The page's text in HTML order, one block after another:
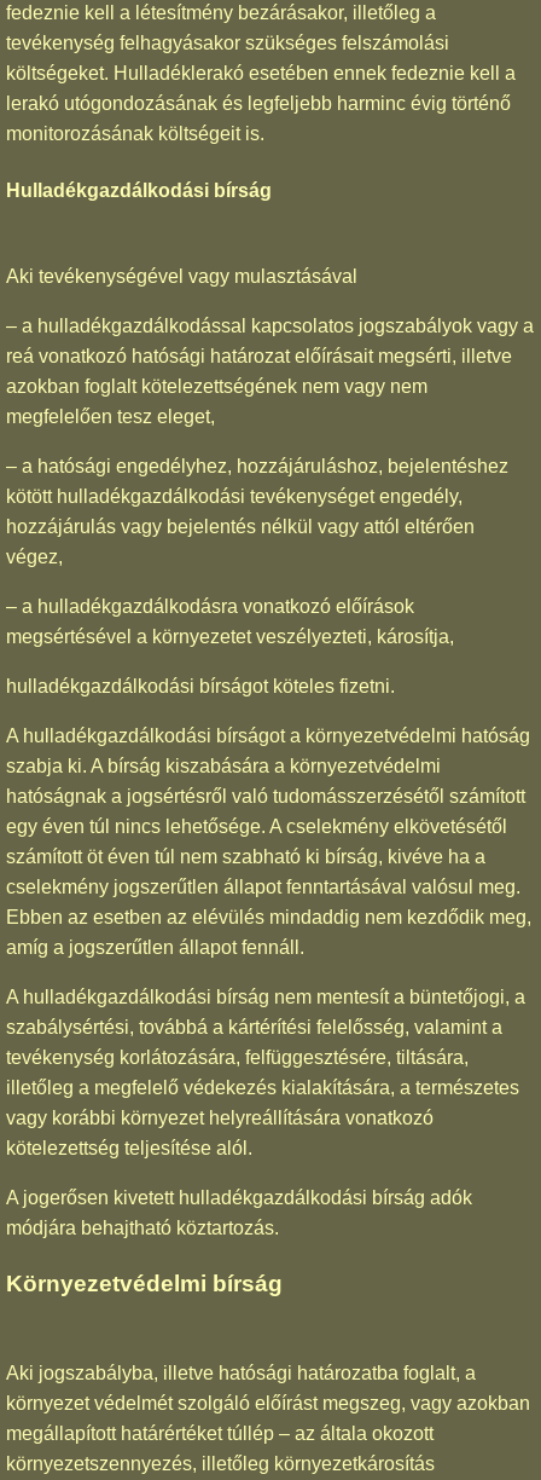
fedeznie kell a létesítmény bezárásakor, illetőleg a
tevékenység felhagyásakor szükséges felszámolási
költségeket. Hulladéklerakó esetében ennek fedeznie kell a
lerakó utógondozásának és legfeljebb harminc évig történő
monitorozásának költségeit is.
Hulladékgazdálkodási bírság
Aki tevékenységével vagy mulasztásával
– a hulladékgazdálkodással kapcsolatos jogszabályok vagy a
reá vonatkozó hatósági határozat előírásait megsérti, illetve
azokban foglalt kötelezettségének nem vagy nem
megfelelően tesz eleget,
– a hatósági engedélyhez, hozzájáruláshoz, bejelentéshez
kötött hulladékgazdálkodási tevékenységet engedély,
hozzájárulás vagy bejelentés nélkül vagy attól eltérően
végez,
– a hulladékgazdálkodásra vonatkozó előírások
megsértésével a környezetet veszélyezteti, károsítja,
hulladékgazdálkodási bírságot köteles fizetni.
A hulladékgazdálkodási bírságot a környezetvédelmi hatóság
szabja ki. A bírság kiszabására a környezetvédelmi
hatóságnak a jogsértésről való tudomásszerzésétől számított
egy éven túl nincs lehetősége. A cselekmény elkövetésétől
számított öt éven túl nem szabható ki bírság, kivéve ha a
cselekmény jogszerűtlen állapot fenntartásával valósul meg.
Ebben az esetben az elévülés mindaddig nem kezdődik meg,
amíg a jogszerűtlen állapot fennáll.
A hulladékgazdálkodási bírság nem mentesít a büntetőjogi, a
szabálysértési, továbbá a kártérítési felelősség, valamint a
tevékenység korlátozására, felfüggesztésére, tiltására,
illetőleg a megfelelő védekezés kialakítására, a természetes
vagy korábbi környezet helyreállítására vonatkozó
kötelezettség teljesítése alól.
A jogerősen kivetett hulladékgazdálkodási bírság adók
módjára behajtható köztartozás.
Környezetvédelmi bírság
Aki jogszabályba, illetve hatósági határozatba foglalt, a
környezet védelmét szolgáló előírást megszeg, vagy azokban
megállapított határértéket túllép – az általa okozott
környezetszennyezés, illetőleg környezetkárosítás